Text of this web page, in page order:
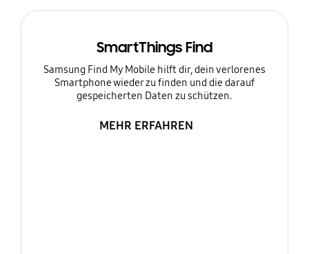
SmartThings Find
Samsung Find My Mobile hilft dir, dein verlorenes
Smartphone wieder zu finden und die darauf
gespeicherten Daten zu schützen.
MEHR ERFAHREN